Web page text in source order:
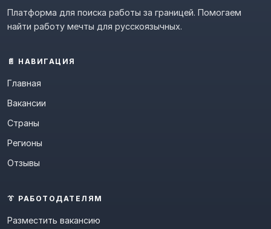
Платформа для поиска работы за границей. Помогаем
найти работу мечты для русскоязычных.
📄 НАВИГАЦИЯ
Главная
Вакансии
Страны
Регионы
Отзывы
👔 РАБОТОДАТЕЛЯМ
Разместить вакансию